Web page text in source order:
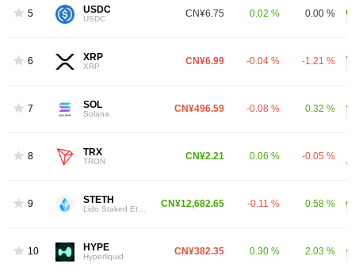
5 USDC
USDC CN¥6.75 0.02 % 0.00 %
6 XRP
XRP CN¥6.99 -0.04 % -1.21 %
7 SOL
Solana CN¥496.59 -0.08 % 0.32 %
8 TRX
TRON CN¥2.21 0.06 % -0.05 %
9 STETH CN¥12,682.65 -0.11 % 0.58 %
10 HYPE
Hyperliquid CN¥382.35 0.30 % 2.03 %